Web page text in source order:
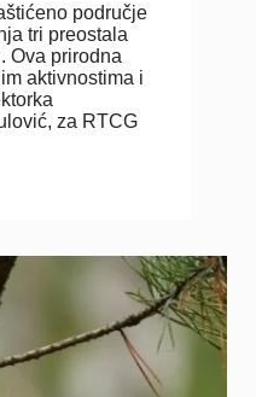
područje
tri preostala
Ova prirodna
aktivnostima i
za RTCG